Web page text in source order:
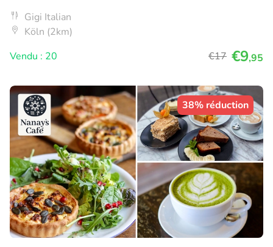
Gigi Italian
Köln (2km)
Vendu : 20
€17 €9,95
38% réduction